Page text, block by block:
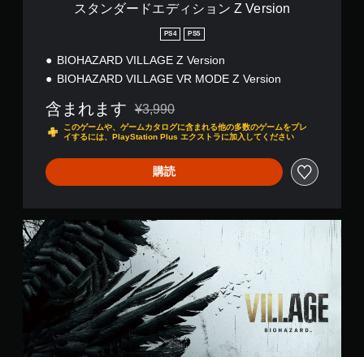
スタンダードエディション Z Version
PS4 PS5
BIOHAZARD VILLAGE Z Version
BIOHAZARD VILLAGE VR MODE Z Version
含まれます 通常価格¥3,990より値引き
¥3,990
このゲームや、ゲームカタログに含まれる他の多数のゲームをプレ
イするには、PlayStation Plus エクストラに加入してください
購読
ス
タ
ダ
ー
ド
ィ